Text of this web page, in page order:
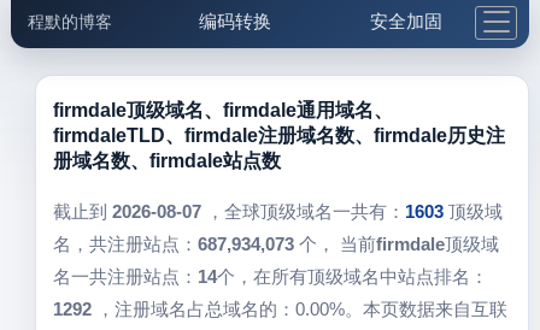
程默的博客 编码转换 安全加固
邮件工具 生活便民 更多工具
5.1支付宝大红包
firmdale顶级域名、firmdale通用域名、
firmdaleTLD、firmdale注册域名数、firmdale历史注
册域名数、firmdale站点数
截止到 2026-08-07，全球顶级域名一共有： 1603 顶级域
名，共注册站点： 687,934,073 个， 当前firmdale顶级域
名一共注册站点： 14个，在所有顶级域名中站点排名：
1292，注册域名占总域名的：0.00%。本页数据来自互联